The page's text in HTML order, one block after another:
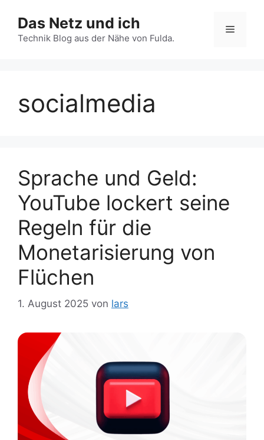
Inhalt
springen
Das Netz und ich
Technik Blog aus der Nähe von Fulda.
Menü
socialmedia
Sprache und Geld:
YouTube lockert seine
Regeln für die
Monetarisierung von
Flüchen
1. August 2025 von lars